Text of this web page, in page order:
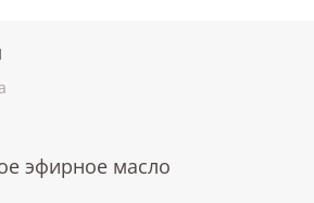
эфирное масло